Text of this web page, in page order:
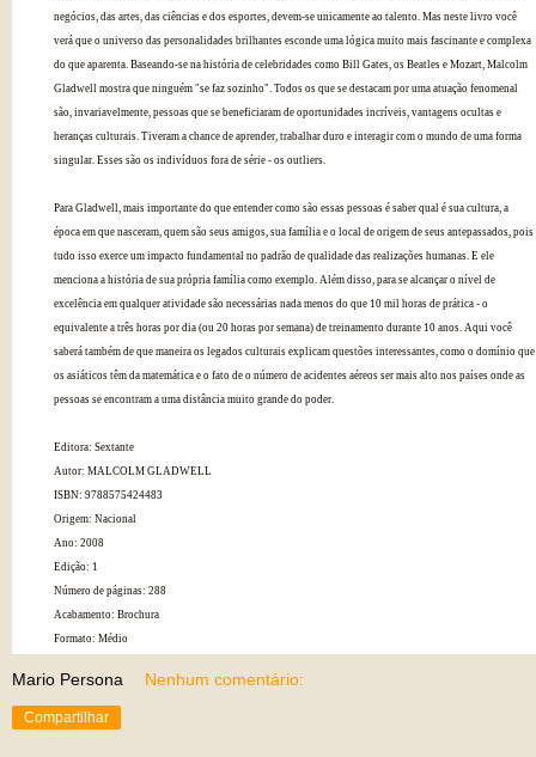
negócios, das artes, das ciências e dos esportes, devem-se unicamente ao talento. Mas neste livro você
verá que o universo das personalidades brilhantes esconde uma lógica muito mais fascinante e complexa
do que aparenta. Baseando-se na história de celebridades como Bill Gates, os Beatles e Mozart, Malcolm
Gladwell mostra que ninguém "se faz sozinho". Todos os que se destacam por uma atuação fenomenal
são, invariavelmente, pessoas que se beneficiaram de oportunidades incríveis, vantagens ocultas e
heranças culturais. Tiveram a chance de aprender, trabalhar duro e interagir com o mundo de uma forma
singular. Esses são os indivíduos fora de série - os outliers.
Para Gladwell, mais importante do que entender como são essas pessoas é saber qual é sua cultura, a
época em que nasceram, quem são seus amigos, sua família e o local de origem de seus antepassados, pois
tudo isso exerce um impacto fundamental no padrão de qualidade das realizações humanas. E ele
menciona a história de sua própria família como exemplo. Além disso, para se alcançar o nível de
excelência em qualquer atividade são necessárias nada menos do que 10 mil horas de prática - o
equivalente a três horas por dia (ou 20 horas por semana) de treinamento durante 10 anos. Aqui você
saberá também de que maneira os legados culturais explicam questões interessantes, como o domínio que
os asiáticos têm da matemática e o fato de o número de acidentes aéreos ser mais alto nos países onde as
pessoas se encontram a uma distância muito grande do poder.
Editora: Sextante
Autor: MALCOLM GLADWELL
ISBN: 9788575424483
Origem: Nacional
Ano: 2008
Edição: 1
Número de páginas: 288
Acabamento: Brochura
Formato: Médio
Mario Persona Nenhum comentário:
Compartilhar